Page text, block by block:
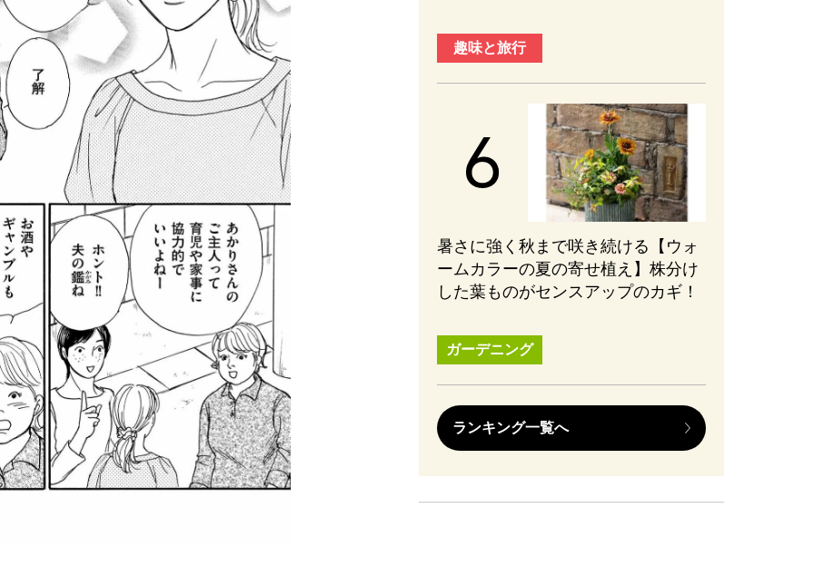
趣味と旅行
暑さに強く秋まで咲き続ける【ウォ
ームカラーの夏の寄せ植え】株分け
した葉ものがセンスアップのカギ！
ガーデニング
ランキング一覧へ